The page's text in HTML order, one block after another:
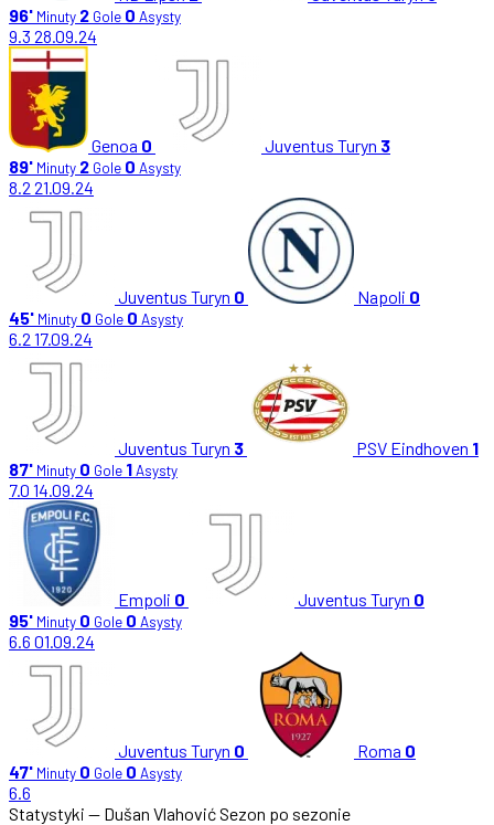
96' Minuty 2 Gole 0 Asysty
9.3 28.09.24
Genoa 0 Juventus Turyn 3
89' Minuty 2 Gole 0 Asysty
8.2 21.09.24
Juventus Turyn 0 Napoli 0
45' Minuty 0 Gole 0 Asysty
6.2 17.09.24
Juventus Turyn 3 PSV Eindhoven 1
87' Minuty 0 Gole 1Asysty
7.0 14.09.24
Empoli 0 Juventus Turyn 0
95' Minuty 0 Gole 0 Asysty
6.6 01.09.24
Juventus Turyn 0 Roma 0
47' Minuty 0 Gole 0 Asysty
6.6
Statystyki — Dušan VlahovićSezon po sezonie